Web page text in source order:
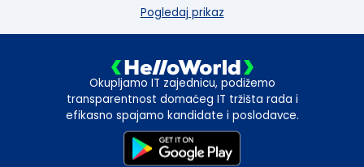
Pogledaj prikaz
Okupljamo IT zajednicu, podižemo
transparentnost domaćeg IT tržišta rada i
efikasno spajamo kandidate i poslodavce.